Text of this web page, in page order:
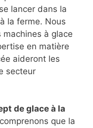
lancer dans la
la ferme. Nous
machines à glace
en matière
aideront les
secteur
de glace à la
que la